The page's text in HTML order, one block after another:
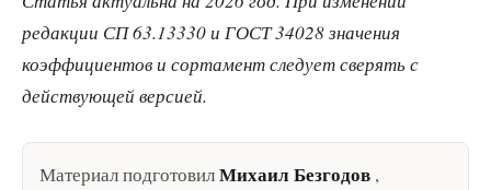
редакции СП 63.13330 и ГОСТ 34028 значения
коэффициентов и сортамент следует сверять с
действующей версией.
Материал подготовилМихаил Безгодов ,